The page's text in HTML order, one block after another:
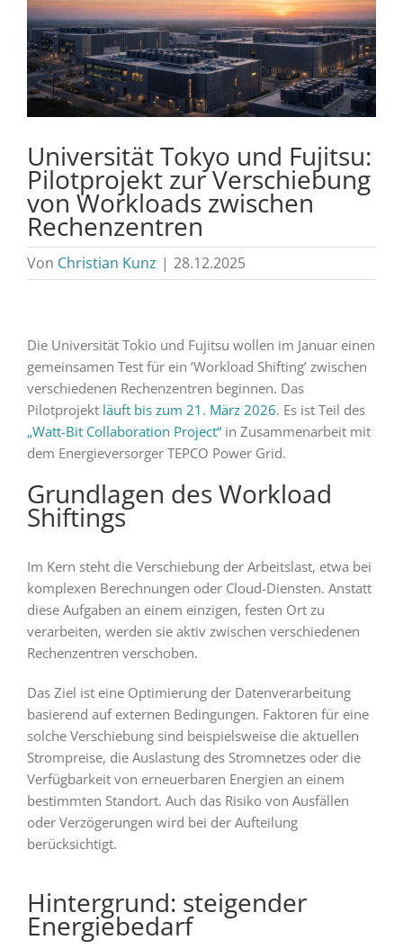
Universität Tokyo und Fujitsu:
Pilotprojekt zur Verschiebung
von Workloads zwischen
Rechenzentren
Von Christian Kunz | 28.12.2025
Die Universität Tokio und Fujitsu wollen im Januar einen
gemeinsamen Test für ein ‘Workload Shifting’ zwischen
verschiedenen Rechenzentren beginnen. Das
Pilotprojekt läuft bis zum 21. März 2026. Es ist Teil des
„Watt-Bit Collaboration Project“in Zusammenarbeit mit
dem Energieversorger TEPCO Power Grid.
Grundlagen des Workload
Shiftings
Im Kern steht die Verschiebung der Arbeitslast, etwa bei
komplexen Berechnungen oder Cloud-Diensten. Anstatt
diese Aufgaben an einem einzigen, festen Ort zu
verarbeiten, werden sie aktiv zwischen verschiedenen
Rechenzentren verschoben.
Das Ziel ist eine Optimierung der Datenverarbeitung
basierend auf externen Bedingungen. Faktoren für eine
solche Verschiebung sind beispielsweise die aktuellen
Strompreise, die Auslastung des Stromnetzes oder die
Verfügbarkeit von erneuerbaren Energien an einem
bestimmten Standort. Auch das Risiko von Ausfällen
oder Verzögerungen wird bei der Aufteilung
berücksichtigt.
Hintergrund: steigender
Energiebedarf